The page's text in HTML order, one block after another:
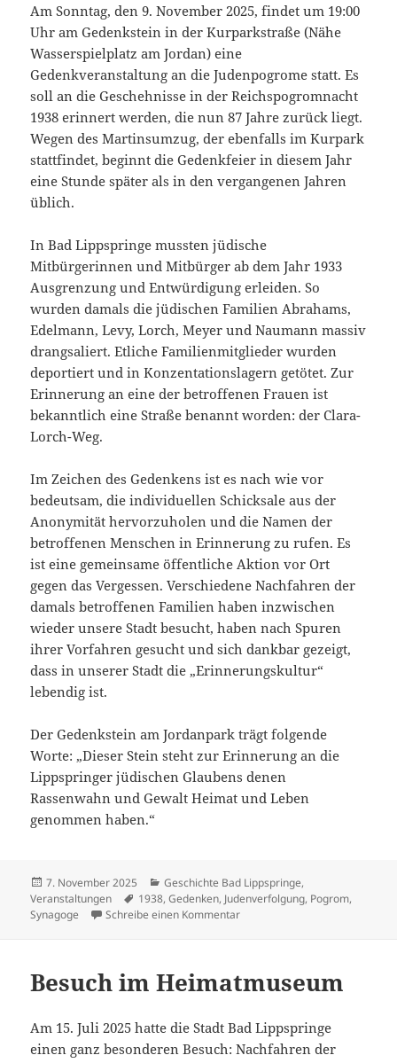
Am Sonntag, den 9. November 2025, findet um 19:00
Uhr am Gedenkstein in der Kurparkstraße (Nähe
Wasserspielplatz am Jordan) eine
Gedenkveranstaltung an die Judenpogrome statt. Es
soll an die Geschehnisse in der Reichspogromnacht
1938 erinnert werden, die nun 87 Jahre zurück liegt.
Wegen des Martinsumzug, der ebenfalls im Kurpark
stattfindet, beginnt die Gedenkfeier in diesem Jahr
eine Stunde später als in den vergangenen Jahren
üblich.
In Bad Lippspringe mussten jüdische
Mitbürgerinnen und Mitbürger ab dem Jahr 1933
Ausgrenzung und Entwürdigung erleiden. So
wurden damals die jüdischen Familien Abrahams,
Edelmann, Levy, Lorch, Meyer und Naumann massiv
drangsaliert. Etliche Familienmitglieder wurden
deportiert und in Konzentationslagern getötet. Zur
Erinnerung an eine der betroffenen Frauen ist
bekanntlich eine Straße benannt worden: der Clara-
Lorch-Weg.
Im Zeichen des Gedenkens ist es nach wie vor
bedeutsam, die individuellen Schicksale aus der
Anonymität hervorzuholen und die Namen der
betroffenen Menschen in Erinnerung zu rufen. Es
ist eine gemeinsame öffentliche Aktion vor Ort
gegen das Vergessen. Verschiedene Nachfahren der
damals betroffenen Familien haben inzwischen
wieder unsere Stadt besucht, haben nach Spuren
ihrer Vorfahren gesucht und sich dankbar gezeigt,
dass in unserer Stadt die „Erinnerungskultur“
lebendig ist.
Der Gedenkstein am Jordanpark trägt folgende
Worte: „Dieser Stein steht zur Erinnerung an die
Lippspringer jüdischen Glaubens denen
Rassenwahn und Gewalt Heimat und Leben
genommen haben.“
Veröffentlicht
am
7. November 2025 Kategorien
Geschichte Bad Lippspringe,
Veranstaltungen
Schlagwörter
1938,Gedenken, Judenverfolgung, Pogrom,
Synagoge
Schreibe einen Kommentarzu Gedenkveranstaltung
Besuch im Heimatmuseum
Am 15. Juli 2025 hatte die Stadt Bad Lippspringe
einen ganz besonderen Besuch: Nachfahren der